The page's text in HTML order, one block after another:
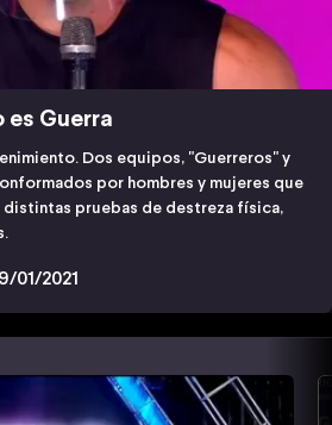
es Guerra
Dos equipos, "Guerreros" y
por hombres y mujeres que
distintas pruebas de destreza física,
01/2021